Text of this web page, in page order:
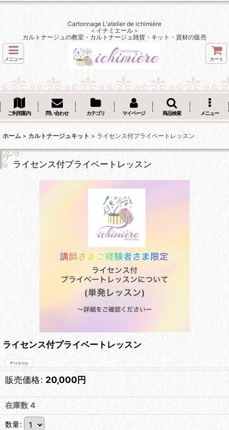
Cartonnage L'atelier de ichimière
＜イチミエール＞
カルトナージュの教室・カルトナージュ雑貨・キット・資材の販売
メニュー カート
ご利用案内 問い合わせ カテゴリ マイページ 商品検索 メニュー
ホーム > カルトナージュキット > ライセンス付プライベートレッスン
ライセンス付プライベートレッスン
ライセンス付プライベートレッスン
販売価格: 20,000円
在庫数 4
数量: